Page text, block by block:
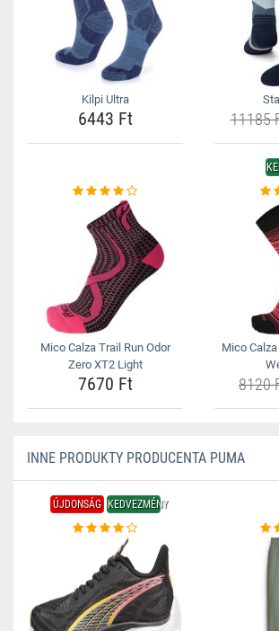
Kilpi Ultra
6443 Ft 11185
Mico Calza Trail Run Odor
Zero XT2 Light
7670 Ft
Mico
8120
INNE PRODUKTY PRODUCENTA PUMA
ÚJDONSÁG KEDVEZMÉNY